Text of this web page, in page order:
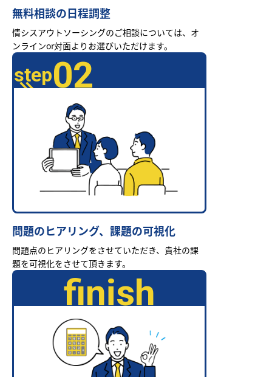
無料相談の日程調整
情シスアウトソーシングのご相談については、オ
ンラインor対面よりお選びいただけます。
step02
問題のヒアリング、課題の可視化
問題点のヒアリングをさせていただき、貴社の課
題を可視化をさせて頂きます。
finish